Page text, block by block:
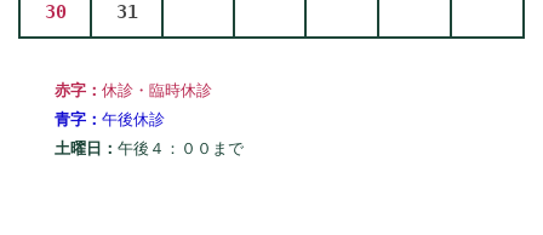
30 31
赤字： 休診・臨時休診
青字： 午後休診
土曜日： 午後４：００まで